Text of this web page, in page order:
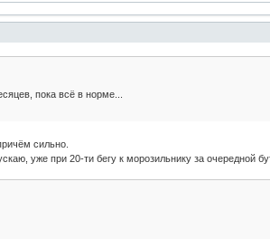
пока всё в норме...
сильно.
уже при 20-ти бегу к морозильнику за очередной